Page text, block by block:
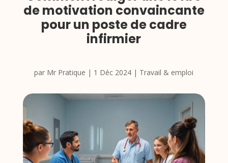
de motivation convaincante
pour un poste de cadre
infirmier
par Mr Pratique | 1 Déc 2024 | Travail & emploi